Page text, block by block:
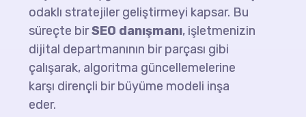
odaklı stratejiler geliştirmeyi kapsar. Bu
süreçte birSEO danışmanı, işletmenizin
dijital departmanının bir parçası gibi
çalışarak, algoritma güncellemelerine
karşı dirençli bir büyüme modeli inşa
eder.